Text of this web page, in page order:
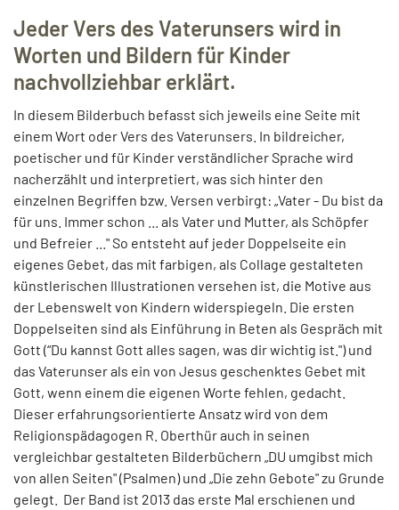
Jeder Vers des Vaterunsers wird in
Worten und Bildern für Kinder
nachvollziehbar erklärt.
In diesem Bilderbuch befasst sich jeweils eine Seite mit
einem Wort oder Vers des Vaterunsers. In bildreicher,
poetischer und für Kinder verständlicher Sprache wird
nacherzählt und interpretiert, was sich hinter den
einzelnen Begriffen bzw. Versen verbirgt: „Vater - Du bist da
für uns. Immer schon ... als Vater und Mutter, als Schöpfer
und Befreier ..." So entsteht auf jeder Doppelseite ein
eigenes Gebet, das mit farbigen, als Collage gestalteten
künstlerischen Illustrationen versehen ist, die Motive aus
der Lebenswelt von Kindern widerspiegeln. Die ersten
Doppelseiten sind als Einführung in Beten als Gespräch mit
Gott (“Du kannst Gott alles sagen, was dir wichtig ist.") und
das Vaterunser als ein von Jesus geschenktes Gebet mit
Gott, wenn einem die eigenen Worte fehlen, gedacht.
Dieser erfahrungsorientierte Ansatz wird von dem
Religionspädagogen R. Oberthür auch in seinen
vergleichbar gestalteten Bilderbüchern „DU umgibst mich
von allen Seiten" (Psalmen) und „Die zehn Gebote" zu Grunde
gelegt. Der Band ist 2013 das erste Mal erschienen und